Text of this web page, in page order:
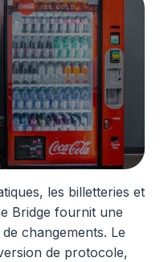
les billetteries et
Bridge fournit une
changements. Le
de protocole,